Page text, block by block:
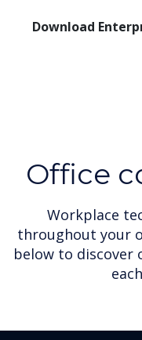
Download
Office
Workplace
throughout your
below to discover